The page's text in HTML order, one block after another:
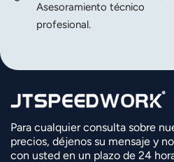
Asesoramiento técnico
profesional.
Para cualquier consulta sobre
precios, déjenos su mensaje y
con usted en un plazo de 24